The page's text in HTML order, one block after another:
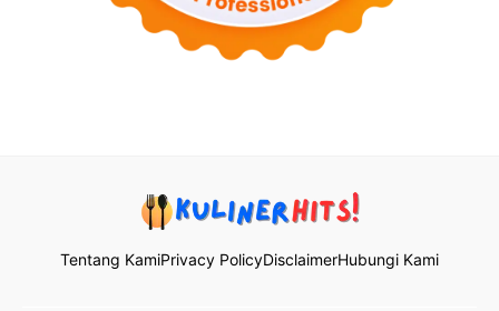
Tentang KamiPrivacy PolicyDisclaimerHubungi Kami